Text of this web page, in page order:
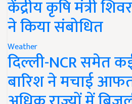
केंद्रीय कृषि मंत्री
ने किया संबोधित
Weather
दिल्ली-NCR समेत
बारिश ने मचाई